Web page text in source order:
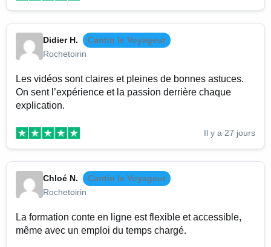
Didier H.
Cantin le Voyageur
Rochetoirin
Les vidéos sont claires et pleines de bonnes astuces.
On sent l’expérience et la passion derrière chaque
explication.
Il y a 27 jours
Chloé N.
Cantin le Voyageur
Rochetoirin
La formation conte en ligne est flexible et accessible,
même avec un emploi du temps chargé.